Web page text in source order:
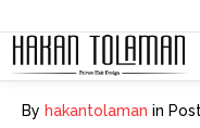
By hakantolaman in